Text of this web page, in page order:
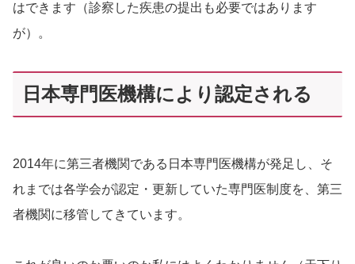
はできます（診察した疾患の提出も必要ではあります
が）。
日本専門医機構により認定される
2014年に第三者機関である日本専門医機構が発足し、そ
れまでは各学会が認定・更新していた専門医制度を、第三
者機関に移管してきています。